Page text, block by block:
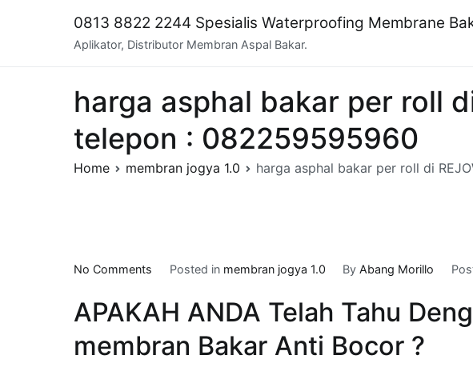
0813 8822 2244 Spesialis Waterproofing Membrane
Aplikator, Distributor Membran Aspal Bakar.
harga asphal bakar per roll
telepon : 082259595960
Home membran jogya 1.0 harga asphal bakar per roll di
No Comments
asphal
per
Posted in membran jogya 1.0 ByAbang Morillo
APAKAH ANDA Telah Tahu
membran Bakar Anti Bocor ?